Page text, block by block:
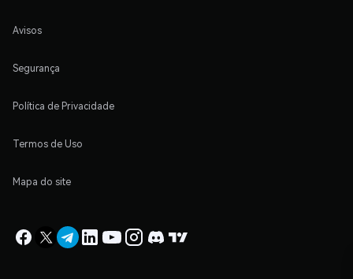
Avisos
Segurança
Política de Privacidade
Termos de Uso
Mapa do site